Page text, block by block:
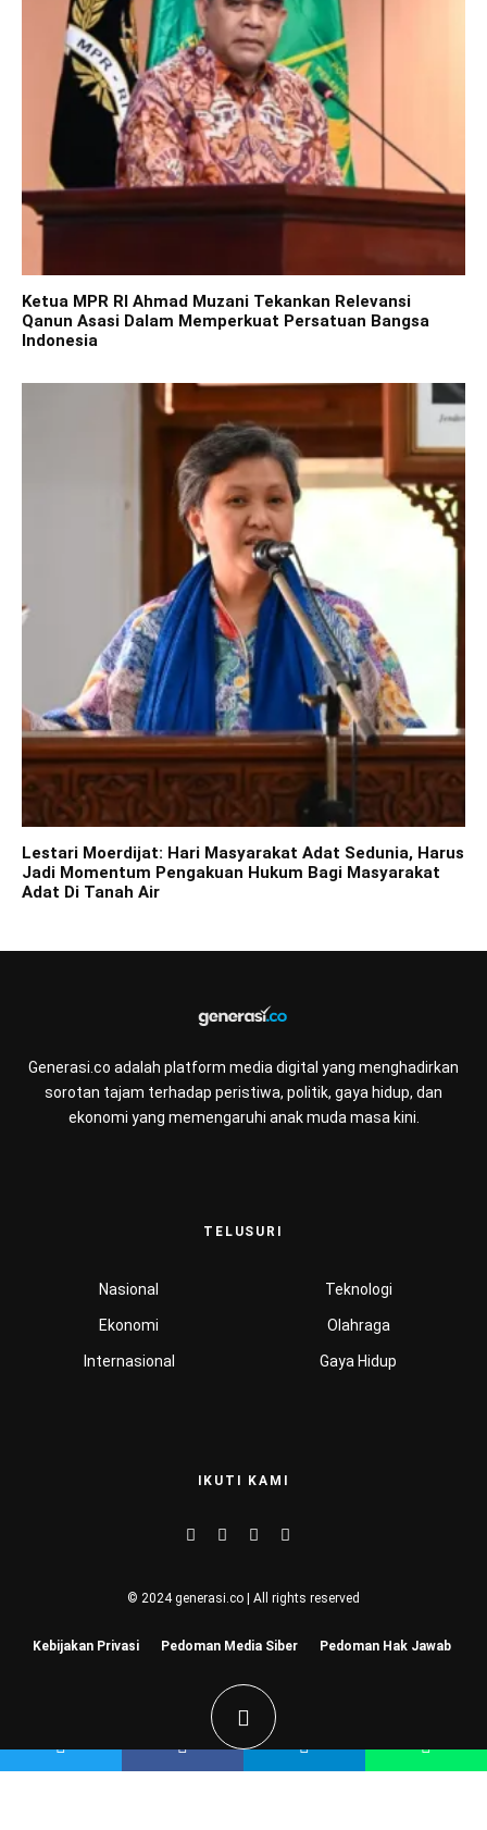
Ketua MPR RI Ahmad Muzani Tekankan Relevansi
Qanun Asasi Dalam Memperkuat Persatuan Bangsa
Indonesia
Lestari Moerdijat: Hari Masyarakat Adat Sedunia, Harus
Jadi Momentum Pengakuan Hukum Bagi Masyarakat
Adat Di Tanah Air
Generasi.co adalah platform media digital yang menghadirkan
sorotan tajam terhadap peristiwa, politik, gaya hidup, dan
ekonomi yang memengaruhi anak muda masa kini.
TELUSURI
Nasional
Ekonomi
Internasional
Teknologi
Olahraga
Gaya Hidup
IKUTI KAMI
© 2024 generasi.co | All rights reserved
Kebijakan Privasi Pedoman Media Siber Pedoman Hak Jawab